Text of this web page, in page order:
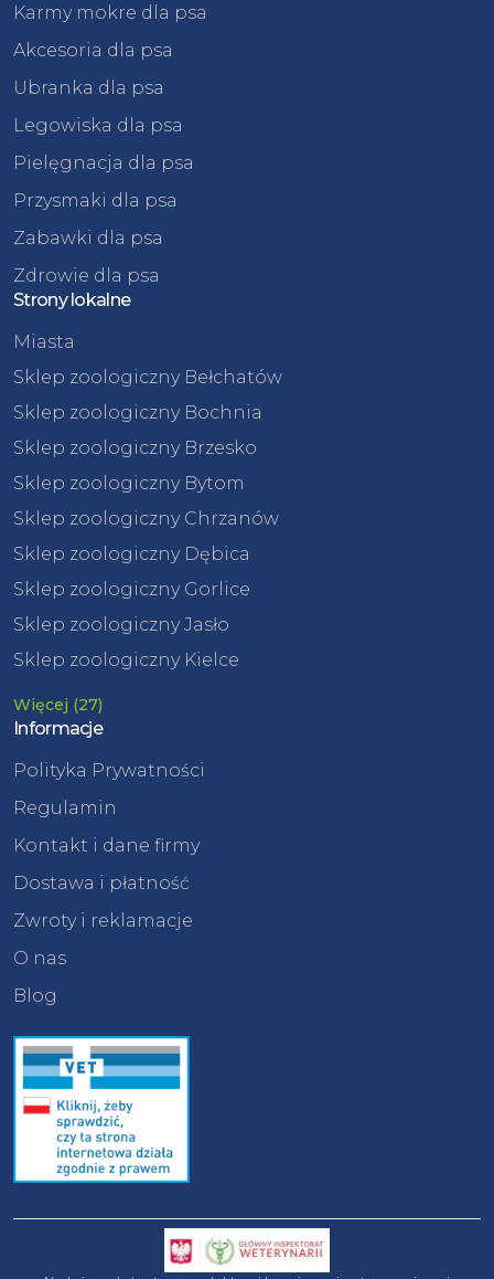
Karmy mokre dla psa
Akcesoria dla psa
Ubranka dla psa
Legowiska dla psa
Pielęgnacja dla psa
Przysmaki dla psa
Zabawki dla psa
Zdrowie dla psa
Strony lokalne
Miasta
Sklep zoologiczny Bełchatów
Sklep zoologiczny Bochnia
Sklep zoologiczny Brzesko
Sklep zoologiczny Bytom
Sklep zoologiczny Chrzanów
Sklep zoologiczny Dębica
Sklep zoologiczny Gorlice
Sklep zoologiczny Jasło
Sklep zoologiczny Kielce
Więcej (27)
Informacje
Polityka Prywatności
Regulamin
Kontakt i dane firmy
Dostawa i płatność
Zwroty i reklamacje
O nas
Blog